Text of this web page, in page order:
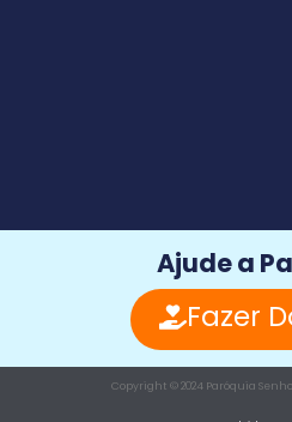
Ajude a
Fazer
Copyright © 2024 Paróquia